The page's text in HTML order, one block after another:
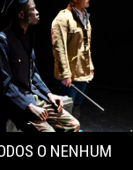
O NENHUM